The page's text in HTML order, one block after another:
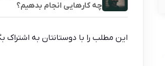
چه کارهایی انجام بدهیم؟
این مطلب را با دوستانتان به اشتراک